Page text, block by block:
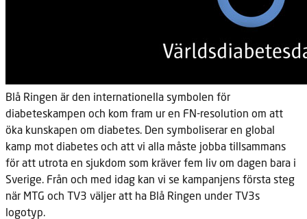
Blå Ringen är den internationella symbolen för
diabeteskampen och kom fram ur en FN-resolution om att
öka kunskapen om diabetes. Den symboliserar en global
kamp mot diabetes och att vi alla måste jobba tillsammans
för att utrota en sjukdom som kräver fem liv om dagen bara i
Sverige. Från och med idag kan vi se kampanjens första steg
när MTG och TV3 väljer att ha Blå Ringen under TV3s
logotyp.